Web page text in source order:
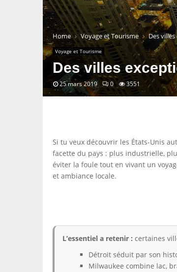
Home Voyage et Tourisme Des
Voyage et Tourisme
Des villes
25 mars 2019 0 3551
Si tu veux découvrir les États-Unis
facette du pays : plus industrielle,
éviter la foule tout en vivant un
et ambiance locale.
L’essentiel a retenir : certaines
Détroit séduit par son
Milwaukee combine lac,